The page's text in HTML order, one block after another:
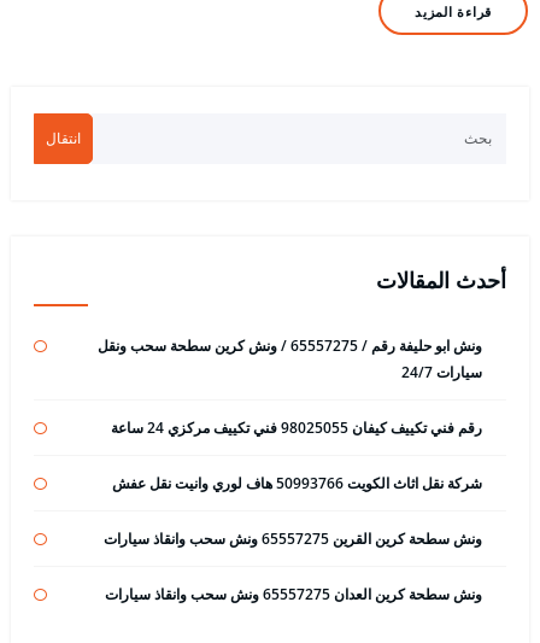
قراءة المزيد
انتقال
أحدث المقالات
ونش ابو حليفة رقم / 65557275 / ونش كرين سطحة سحب ونقل
سيارات 24/7
رقم فني تكييف كيفان 98025055 فني تكييف مركزي 24 ساعة
شركة نقل اثاث الكويت 50993766 هاف لوري وانيت نقل عفش
ونش سطحة كرين القرين 65557275 ونش سحب وانقاذ سيارات
ونش سطحة كرين العدان 65557275 ونش سحب وانقاذ سيارات